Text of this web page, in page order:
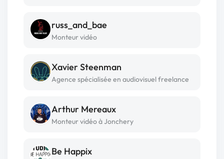
russ_and_bae
Monteur vidéo
Xavier Steenman
Agence spécialisée en audiovisuel freelance
Arthur Mereaux
Monteur vidéo à Jonchery
Be Happix